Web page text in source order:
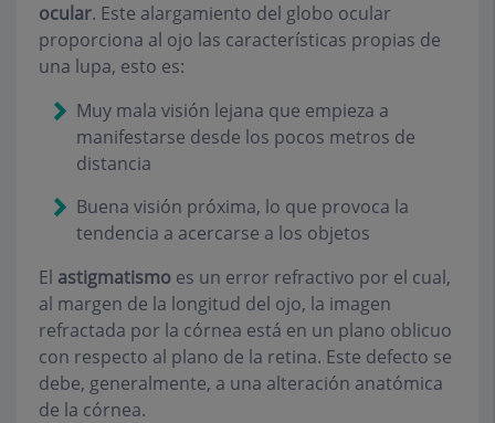
ocular. Este alargamiento del globo ocular
proporciona al ojo las características propias de
una lupa, esto es:
Muy mala visión lejana que empieza a
manifestarse desde los pocos metros de
distancia
Buena visión próxima, lo que provoca la
tendencia a acercarse a los objetos
El astigmatismo es un error refractivo por el cual,
al margen de la longitud del ojo, la imagen
refractada por la córnea está en un plano oblicuo
con respecto al plano de la retina. Este defecto se
debe, generalmente, a una alteración anatómica
de la córnea.